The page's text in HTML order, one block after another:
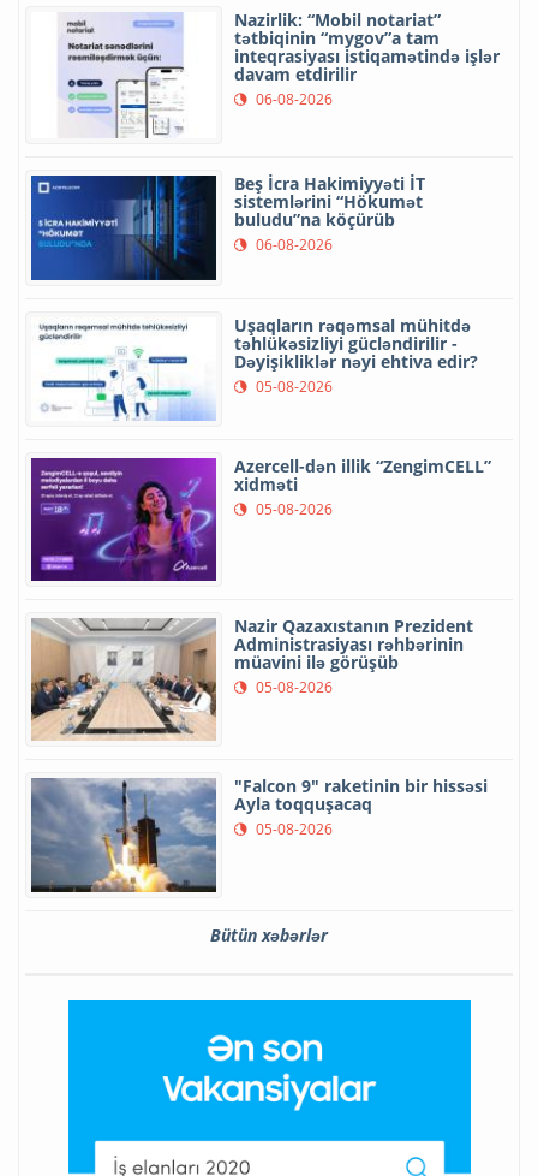
Nazirlik: “Mobil notariat”
tətbiqinin “mygov”a tam
inteqrasiyası istiqamətində işlər
davam etdirilir
06-08-2026
Beş İcra Hakimiyyəti İT
sistemlərini “Hökumət
buludu”na köçürüb
06-08-2026
Uşaqların rəqəmsal mühitdə
təhlükəsizliyi gücləndirilir -
Dəyişikliklər nəyi ehtiva edir?
05-08-2026
Azercell-dən illik “ZengimCELL”
xidməti
05-08-2026
Nazir Qazaxıstanın Prezident
Administrasiyası rəhbərinin
müavini ilə görüşüb
05-08-2026
"Falcon 9" raketinin bir hissəsi
Ayla toqquşacaq
05-08-2026
Bütün xəbərlər